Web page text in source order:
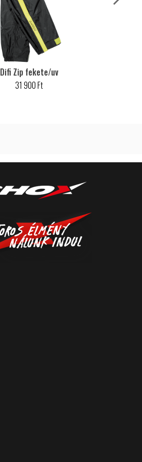
Difi Zip fekete/uv
31 900 Ft